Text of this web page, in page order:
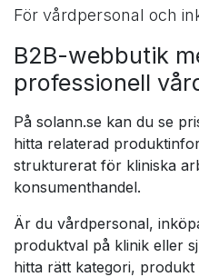
För vårdpersonal och
B2B-webbutik
professionell
På solann.se kan du se
hitta relaterad
strukturerat för kliniska
konsumenthandel.
Är du vårdpersonal,
produktval på klinik eller
hitta rätt kategori, produkt